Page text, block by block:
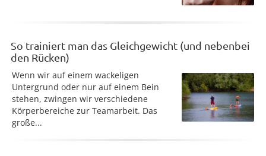
So trainiert man das Gleichgewicht (und nebenbei
den Rücken)
Wenn wir auf einem wackeligen
Untergrund oder nur auf einem Bein
stehen, zwingen wir verschiedene
Körperbereiche zur Teamarbeit. Das
große...